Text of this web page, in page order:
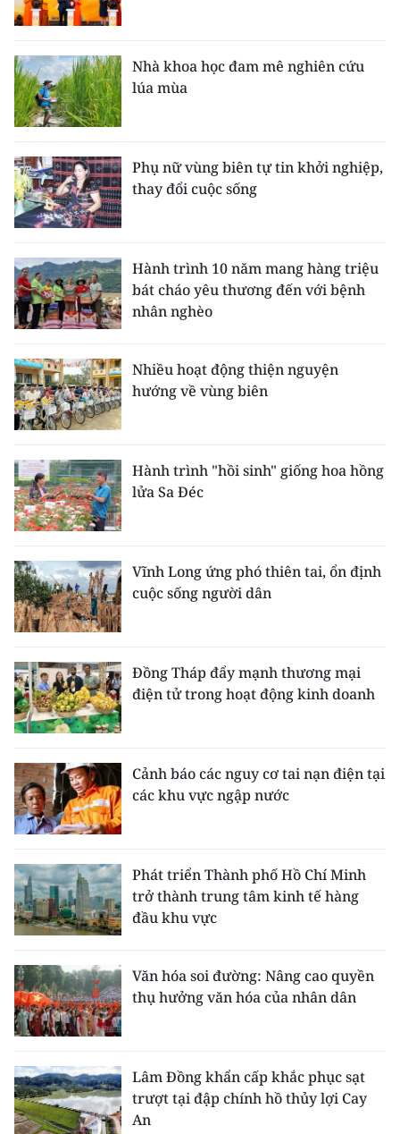
Nhà khoa học đam mê nghiên cứu
lúa mùa
Phụ nữ vùng biên tự tin khởi nghiệp,
thay đổi cuộc sống
Hành trình 10 năm mang hàng triệu
bát cháo yêu thương đến với bệnh
nhân nghèo
Nhiều hoạt động thiện nguyện
hướng về vùng biên
Hành trình "hồi sinh" giống hoa hồng
lửa Sa Đéc
Vĩnh Long ứng phó thiên tai, ổn định
cuộc sống người dân
Đồng Tháp đẩy mạnh thương mại
điện tử trong hoạt động kinh doanh
Cảnh báo các nguy cơ tai nạn điện tại
các khu vực ngập nước
Phát triển Thành phố Hồ Chí Minh
trở thành trung tâm kinh tế hàng
đầu khu vực
Văn hóa soi đường: Nâng cao quyền
thụ hưởng văn hóa của nhân dân
Lâm Đồng khẩn cấp khắc phục sạt
trượt tại đập chính hồ thủy lợi Cay
An